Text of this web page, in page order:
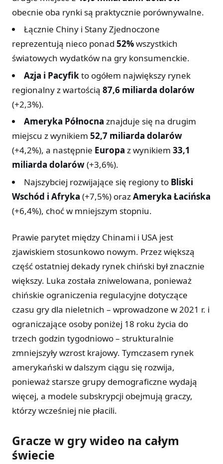
Niemcy
$7.1B
3.8%
Wielka Brytania
$6.8B
Francja
$4.3B
2.3%
Kanada
$3.2B
Brazylia
1.5%
Włochy
obecnie oba rynki są praktycznie porównywalne.
Łącznie Chiny i Stany Zjednoczone
reprezentują nieco ponad 52%wszystkich
światowych wydatków na gry konsumenckie.
Azja i Pacyfikto ogółem największy rynek
regionalny z wartością 87,6 miliarda dolarów
(+2,3%).
Ameryka Północna znajduje się na drugim
miejscu z wynikiem 52,7 miliarda dolarów
(+4,2%), a następnie Europa z wynikiem 33,1
miliarda dolarów(+3,6%).
Najszybciej rozwijające się regiony to Bliski
Wschód i Afryka (+7,5%) orazAmeryka Łacińska
(+6,4%), choć w mniejszym stopniu.
Prawie parytet między Chinami i USA jest
zjawiskiem stosunkowo nowym. Przez większą
część ostatniej dekady rynek chiński był znacznie
większy. Luka została zniwelowana, ponieważ
chińskie ograniczenia regulacyjne dotyczące
czasu gry dla nieletnich – wprowadzone w 2021 r. i
ograniczające osoby poniżej 18 roku życia do
trzech godzin tygodniowo – strukturalnie
zmniejszyły wzrost krajowy. Tymczasem rynek
amerykański w dalszym ciągu się rozwija,
ponieważ starsze grupy demograficzne wydają
więcej, a modele subskrypcji obejmują graczy,
którzy wcześniej nie płacili.
Gracze w gry wideo na całym
świecie